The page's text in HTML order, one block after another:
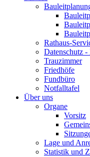
Rathaus-
Datenschutz
Trauzimmer
Friedhöfe
Fundbüro
Notfalltafel
Über uns
Organe
Vorsitz
Lage und
Statistik und